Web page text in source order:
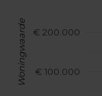
€ 100.000
€ 200.000
Woningwaarde